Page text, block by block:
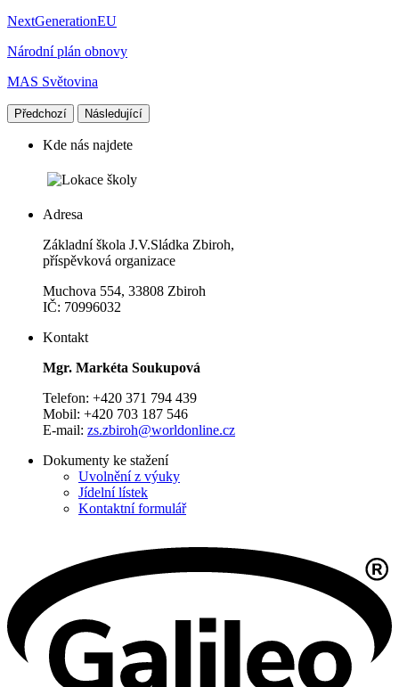
NextGenerationEU
Národní plán obnovy
MAS Světovina
Předchozí Následující
Kde nás najdete
Adresa
Základní škola J.V.Sládka Zbiroh,
příspěvková organizace
Muchova 554, 33808 Zbiroh
IČ: 70996032
Kontakt
Mgr. Markéta Soukupová
Telefon: +420 371 794 439
Mobil: +420 703 187 546
E-mail: zs.zbiroh@worldonline.cz
Dokumenty ke stažení
Uvolnění z výuky
Jídelní lístek
Kontaktní formulář